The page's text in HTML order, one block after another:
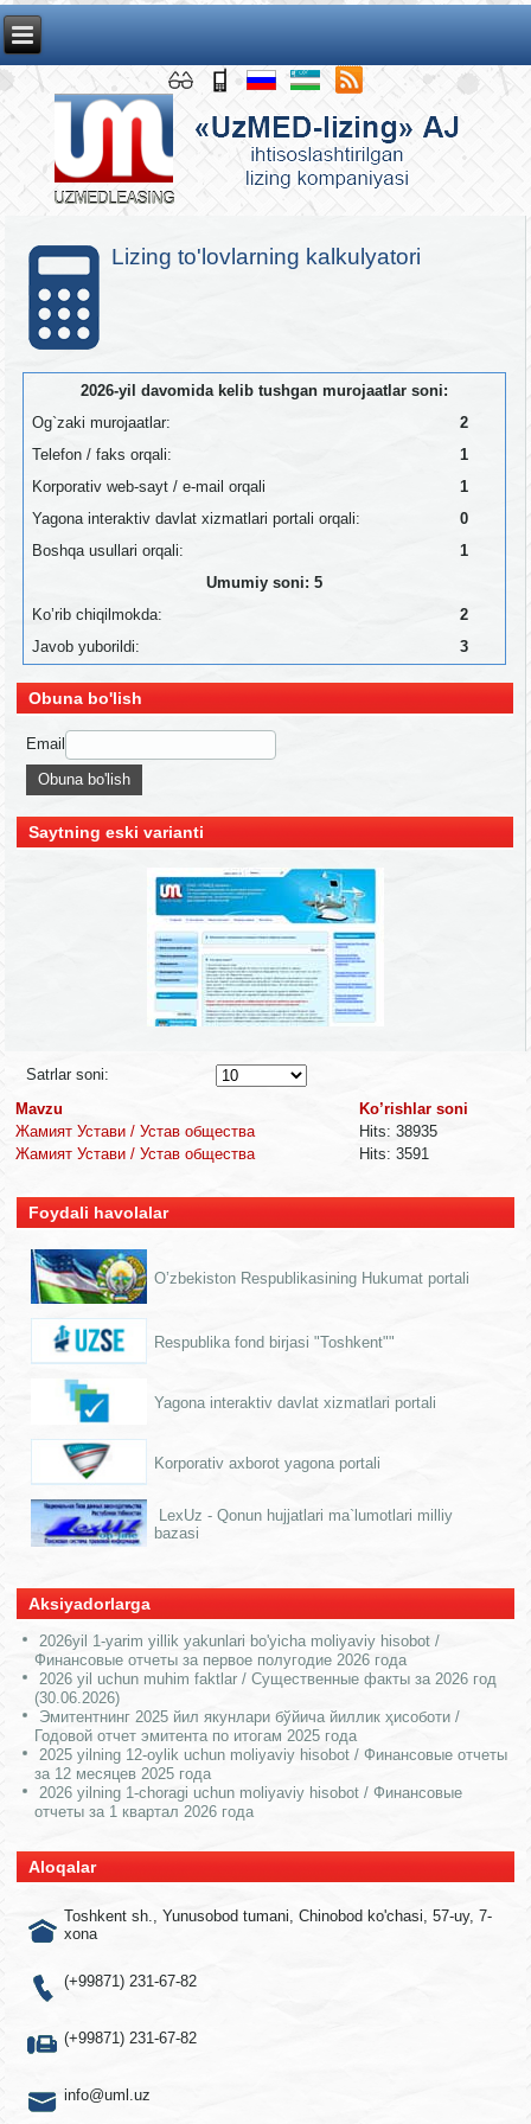
Lizing to'lovlarning kalkulyatori
2026-yil davomida kelib tushgan murojaatlar soni:
Og`zaki murojaatlar:
2
Telefon / faks orqali:
1
Korporativ web-sayt / e-mail orqali
1
Yagona interaktiv davlat xizmatlari portali orqali:
0
Boshqa usullari orqali:
1
Umumiy soni: 5
Ko’rib chiqilmokda:
2
Javob yuborildi:
3
Obuna bo'lish
Email
Saytning eski varianti
Satrlar soni:
Mavzu
Ko’rishlar soni
Жамият Устави / Устав общества
Hits: 38935
Жамият Устави / Устав общества
Hits: 3591
Foydali havolalar
O’zbekiston Respublikasining Hukumat portali
Respublika fond birjasi "Toshkent""
Yagona interaktiv davlat xizmatlari portali
Korporativ axborot yagona portali
LexUz - Qonun hujjatlari ma`lumotlari milliy
bazasi
Aksiyadorlarga
2026yil 1-yarim yillik yakunlari bo'yicha moliyaviy hisobot /
Финансовые отчеты за первое полугодие 2026 года
2026 yil uchun muhim faktlar / Существенные факты за 2026 год
(30.06.2026)
Эмитентнинг 2025 йил якунлари бўйича йиллик ҳисоботи /
Годовой отчет эмитента по итогам 2025 года
2025 yilning 12-oylik uchun moliyaviy hisobot / Финансовые отчеты
за 12 месяцев 2025 года
2026 yilning 1-choragi uchun moliyaviy hisobot / Финансовые
отчеты за 1 квартал 2026 года
Aloqalar
Toshkent sh., Yunusobod tumani, Chinobod ko'chasi, 57-uy, 7-
xona
(+99871) 231-67-82
(+99871) 231-67-82
info@uml.uz